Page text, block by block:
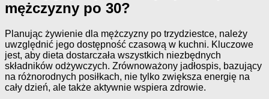
mężczyzny po 30?
Planując żywienie dla mężczyzny po trzydziestce, należy
uwzględnić jego dostępność czasową w kuchni. Kluczowe
jest, aby dieta dostarczała wszystkich niezbędnych
składników odżywczych. Zrównoważony jadłospis, bazujący
na różnorodnych posiłkach, nie tylko zwiększa energię na
cały dzień, ale także aktywnie wspiera zdrowie.